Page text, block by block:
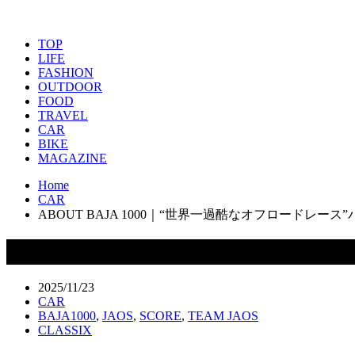
TOP
LIFE
FASHION
OUTDOOR
FOOD
TRAVEL
CAR
BIKE
MAGAZINE
Home
CAR
ABOUT BAJA 1000｜“世界一過酷なオフロードレース”
2025/11/23
CAR
BAJA1000, JAOS, SCORE, TEAM JAOS
CLASSIX